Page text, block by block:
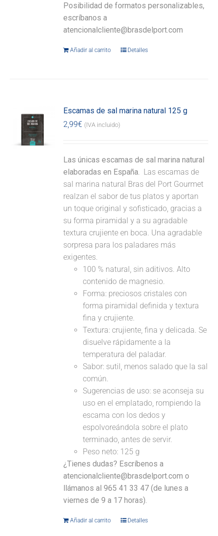
Posibilidad de formatos personalizables,
escríbanos a
atencionalcliente@brasdelport.com
Añadir al carrito Detalles
Escamas de sal marina natural 125 g
2,99€ (IVA incluido)
Las únicas escamas de sal marina natural
elaboradas en España. Las escamas de
sal marina natural Bras del Port Gourmet
realzan el sabor de tus platos y aportan
un toque original y sofisticado, gracias a
su forma piramidal y a su agradable
textura crujiente en boca. Una agradable
sorpresa para los paladares más
exigentes.
100 % natural, sin aditivos. Alto
contenido de magnesio.
Forma: preciosos cristales con
forma piramidal definida y textura
fina y crujiente.
Textura: crujiente, fina y delicada. Se
disuelve rápidamente a la
temperatura del paladar.
Sabor: sutil, menos salado que la sal
común.
Sugerencias de uso: se aconseja su
uso en el emplatado, rompiendo la
escama con los dedos y
espolvoreándola sobre el plato
terminado, antes de servir.
Peso neto: 125 g
¿Tienes dudas? Escríbenos a
atencionalcliente@brasdelport.com o
llámanos al 965 41 33 47 (de lunes a
viernes de 9 a 17 horas).
Añadir al carrito Detalles